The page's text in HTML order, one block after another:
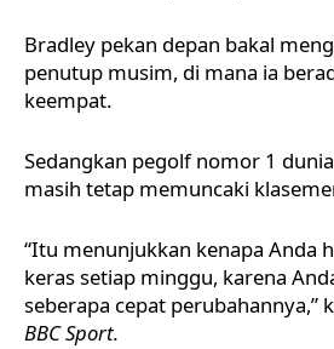
Bradley pekan depan bakal
penutup musim, di mana ia
keempat.
Sedangkan pegolf nomor 1
masih tetap memuncaki
“Itu menunjukkan kenapa Anda
keras setiap minggu, karena
seberapa cepat perubahannya,”
BBC Sport.